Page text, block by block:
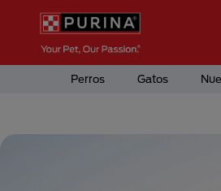
Pasar al contenido principal
Menú Secundario Purina
Menú Principal Purina
Perros Gatos